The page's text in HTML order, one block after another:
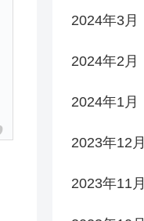
2024年3月
2024年2月
2024年1月
2023年12月
2023年11月